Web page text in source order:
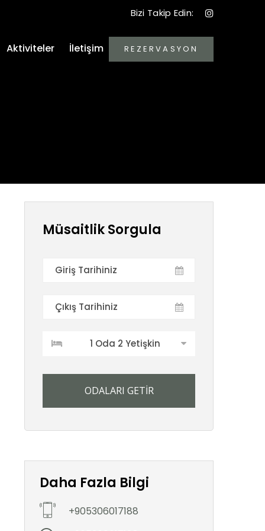
Bizi Takip Edin:
Aktiviteler İletişim REZERVASYON
Müsaitlik Sorgula
1 Oda 2 Yetişkin
ODALARI GETİR
Daha Fazla Bilgi
+905306017188